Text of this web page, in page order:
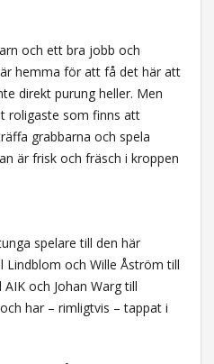
och ett bra jobb och
hemma för att få det här att
direkt purung heller. Men
roligaste som finns att
grabbarna och spela
är frisk och fräsch i kroppen
spelare till den här
Lindblom och Wille Åström till
och Johan Warg till
har – rimligtvis – tappat i